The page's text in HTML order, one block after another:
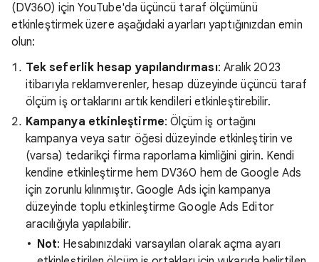
(DV360) için YouTube'da üçüncü taraf ölçümünü
etkinleştirmek üzere aşağıdaki ayarları yaptığınızdan emin
olun:
Tek seferlik hesap yapılandırması: Aralık 2023
itibarıyla reklamverenler, hesap düzeyinde üçüncü taraf
ölçüm iş ortaklarını artık kendileri etkinleştirebilir.
Kampanya etkinleştirme: Ölçüm iş ortağını
kampanya veya satır öğesi düzeyinde etkinleştirin ve
(varsa) tedarikçi firma raporlama kimliğini girin. Kendi
kendine etkinleştirme hem DV360 hem de Google Ads
için zorunlu kılınmıştır. Google Ads için kampanya
düzeyinde toplu etkinleştirme Google Ads Editor
aracılığıyla yapılabilir.
Not: Hesabınızdaki varsayılan olarak açma ayarı